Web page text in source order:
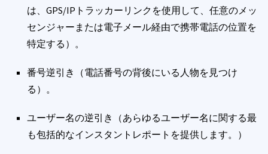
は、GPS/IPトラッカーリンクを使用して、任意のメッ
センジャーまたは電子メール経由で携帯電話の位置を
特定する）。
番号逆引き（電話番号の背後にいる人物を見つけ
る）。
ユーザー名の逆引き（あらゆるユーザー名に関する最
も包括的なインスタントレポートを提供します。）